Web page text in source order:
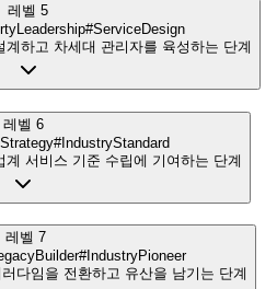
레벨 5
#ServiceDesign
하고 차세대 관리자를 육성하는 단계
레벨 6
#IndustryStandard
계 서비스 기준 수립에 기여하는 단계
레벨 7
#IndustryPioneer
다임을 전환하고 유산을 남기는 단계